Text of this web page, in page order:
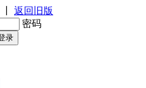
返回旧版
密码